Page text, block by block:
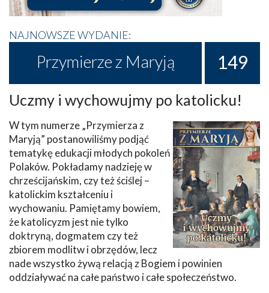
NAJNOWSZE WYDANIE:
Przymierze z Maryją 149
Uczmy i wychowujmy po katolicku!
W tym numerze „Przymierza z
Maryją” postanowiliśmy podjąć
tematykę edukacji młodych pokoleń
Polaków. Pokładamy nadzieję w
chrześcijańskim, czy też ściślej –
katolickim kształceniu i
wychowaniu. Pamiętamy bowiem,
że katolicyzm jest nie tylko
doktryną, dogmatem czy też
zbiorem modlitw i obrzędów, lecz
nade wszystko żywą relacją z Bogiem i powinien
oddziaływać na całe państwo i całe społeczeństwo.